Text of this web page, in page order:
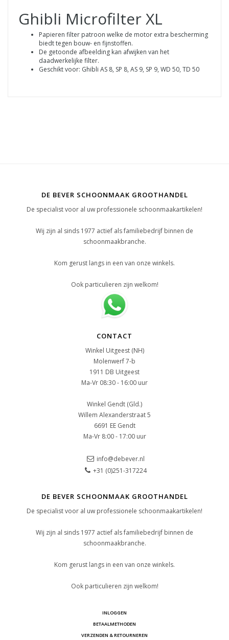
Ghibli Microfilter XL
Papieren filter patroon welke de motor extra bescherming
biedt tegen bouw- en fijnstoffen.
De getoonde afbeelding kan afwijken van het
daadwerkelijke filter.
Geschikt voor: Ghibli AS 8, SP 8, AS 9, SP 9, WD 50, TD 50
DE BEVER SCHOONMAAK GROOTHANDEL
De specialist voor al uw professionele schoonmaakartikelen!
Wij zijn al sinds 1977 actief als familiebedrijf binnen de
schoonmaakbranche.
Kom gerust langs in een van onze winkels.
Ook particulieren zijn welkom!
CONTACT
Winkel Uitgeest (NH)
Molenwerf 7-b
1911 DB Uitgeest
Ma-Vr 08:30 - 16:00 uur
Winkel Gendt (Gld.)
Willem Alexanderstraat 5
6691 EE Gendt
Ma-Vr 8:00 - 17:00 uur
info@debever.nl
+31 (0)251-317224
DE BEVER SCHOONMAAK GROOTHANDEL
De specialist voor al uw professionele schoonmaakartikelen!
Wij zijn al sinds 1977 actief als familiebedrijf binnen de
schoonmaakbranche.
Kom gerust langs in een van onze winkels.
Ook particulieren zijn welkom!
INLOGGEN
BETAALMETHODEN
VERZENDEN & RETOURNEREN